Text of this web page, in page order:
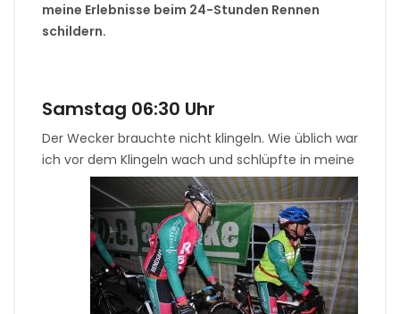
meine Erlebnisse beim 24-Stunden Rennen
schildern.
Samstag 06:30 Uhr
Der Wecker brauchte nicht klingeln. Wie üblich war
ich vor dem Klingeln wach und schlüpfte in meine